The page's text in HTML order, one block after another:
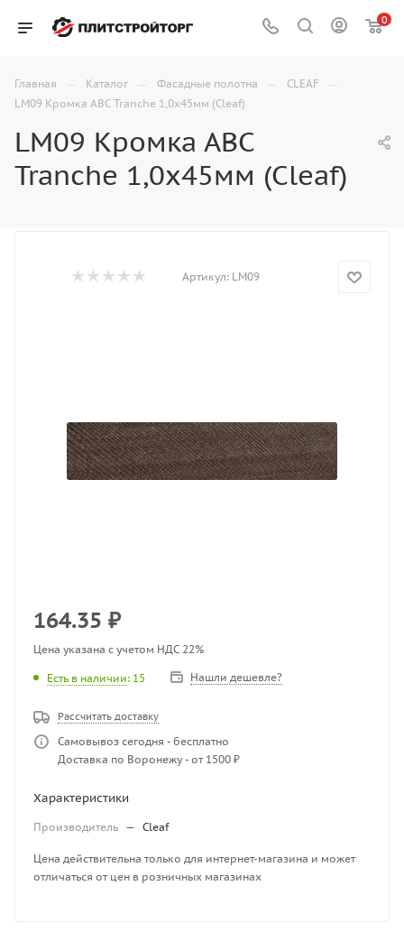
0
Главная — Каталог — Фасадные полотна — CLEAF —
LM09 Кромка АВС Tranche 1,0х45мм (Cleaf)
LM09 Кромка АВС
Tranche 1,0х45мм (Cleaf)
Артикул: LM09
164.35 ₽
Цена указана с учетом НДС 22%
Есть в наличии: 15 Нашли дешевле?
Рассчитать доставку
Самовывоз сегодня - бесплатно
Доставка по Воронежу - от 1500 ₽
Характеристики
Производитель — Cleaf
Цена действительна только для интернет-магазина и может
отличаться от цен в розничных магазинах